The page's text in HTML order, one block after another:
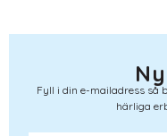
Fyll i din e-mailadress så
härliga